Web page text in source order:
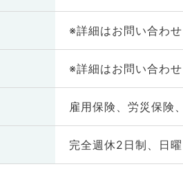
※詳細はお問い合わ
※詳細はお問い合わ
雇用保険、労災保険
完全週休2日制、日